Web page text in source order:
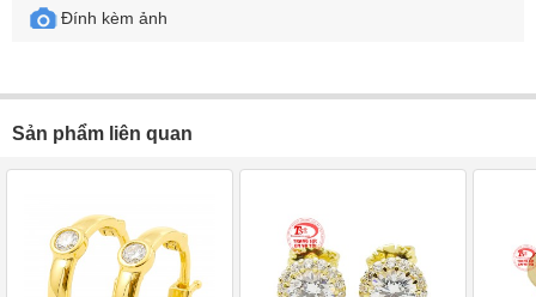
Đính kèm ảnh
Sản phẩm liên quan